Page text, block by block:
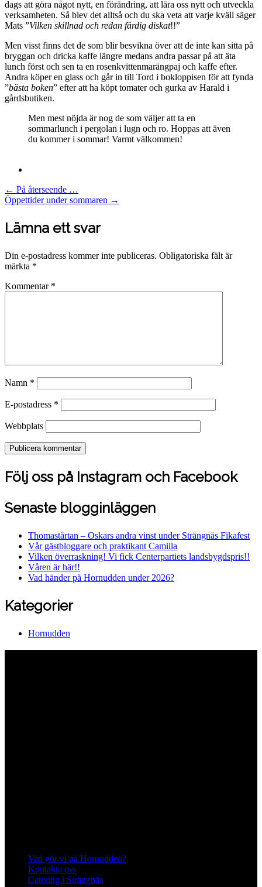
dags att göra något nytt, en förändring, att lära oss nytt och utveckla
verksamheten. Så blev det alltså och du ska veta att varje kväll säger
Mats ”Vilken skillnad och redan färdig diskat!!”
Men visst finns det de som blir besvikna över att de inte kan sitta på
bryggan och dricka kaffe längre medans andra passar på att äta
lunch först och sen ta en rosenkvittenmarängpaj och kaffe efter.
Andra köper en glass och går in till Tord i bokloppisen för att fynda
”bästa boken” efter att ha köpt tomater och gurka av Harald i
gårdsbutiken.
Men mest nöjda är nog de som väljer att ta en
sommarlunch i pergolan i lugn och ro. Hoppas att även
du kommer i sommar! Varmt välkommen!
Post
navigation
← På återseende …
Öppettider under sommaren →
Lämna ett svar
Din e-postadress kommer inte publiceras. Obligatoriska fält är
märkta *
Kommentar *
Namn *
E-postadress *
Webbplats
Följ oss på Instagram och Facebook
Senaste blogginläggen
Thomastårtan – Oskars andra vinst under Strängnäs Fikafest
Vår gästbloggare och praktikant Camilla
Vilken överraskning! Vi fick Centerpartiets landsbygdspris!!
Våren är här!!
Vad händer på Hornudden under 2026?
Kategorier
Hornudden
Vad gör vi på Hornudden?
Kontakta oss
Catering i Strängnäs